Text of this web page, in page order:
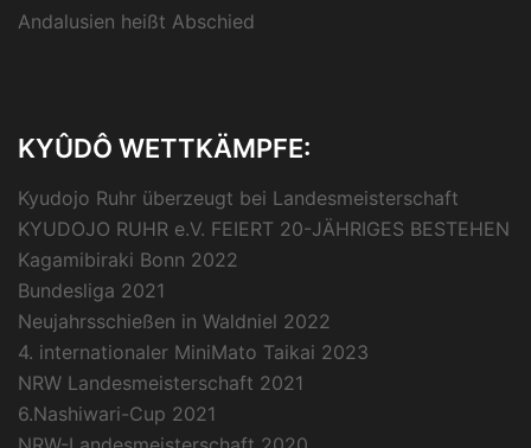
Andalusien heißt Abschied
KYÛDÔ WETTKÄMPFE:
Kyudojo Ruhr überzeugt bei Landesmeisterschaft
KYUDOJO RUHR e.V. FEIERT 20-JÄHRIGES BESTEHEN
Kagamibiraki Bonn 2022
Bundesliga 2021
Neujahrsschießen in Waldniel 2022
4. internationaler MiniMato Taikai 2023
NRW Landesmeisterschaft 2021
6.Nashiwari-Cup 2021